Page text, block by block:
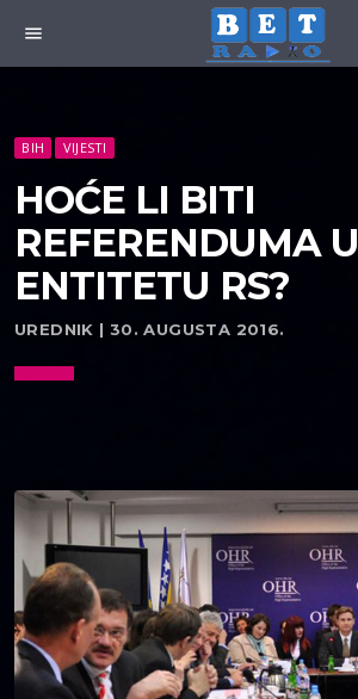
menu
BIH VIJESTI
HOĆE LI BITI
REFERENDUMA U
ENTITETU RS?
UREDNIK | 30. AUGUSTA 2016.